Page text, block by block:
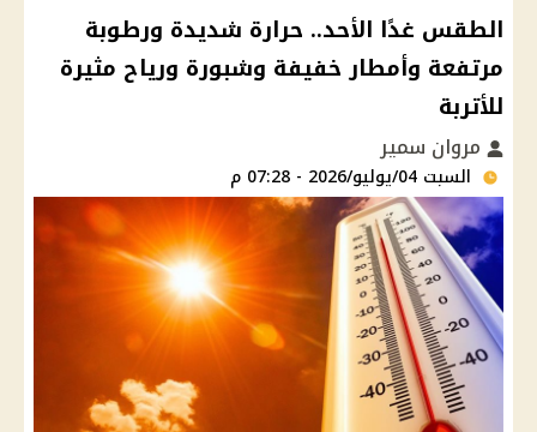
الطقس غدًا الأحد.. حرارة شديدة ورطوبة
مرتفعة وأمطار خفيفة وشبورة ورياح مثيرة
للأتربة
مروان سمير
السبت 04/يوليو/2026 - 07:28 م